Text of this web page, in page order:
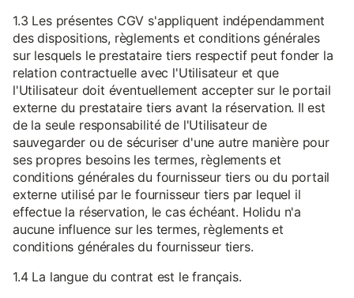
1.3 Les présentes CGV s'appliquent indépendamment
des dispositions, règlements et conditions générales
sur lesquels le prestataire tiers respectif peut fonder la
relation contractuelle avec l'Utilisateur et que
l'Utilisateur doit éventuellement accepter sur le portail
externe du prestataire tiers avant la réservation. Il est
de la seule responsabilité de l'Utilisateur de
sauvegarder ou de sécuriser d'une autre manière pour
ses propres besoins les termes, règlements et
conditions générales du fournisseur tiers ou du portail
externe utilisé par le fournisseur tiers par lequel il
effectue la réservation, le cas échéant. Holidu n'a
aucune influence sur les termes, règlements et
conditions générales du fournisseur tiers.
1.4 La langue du contrat est le français.